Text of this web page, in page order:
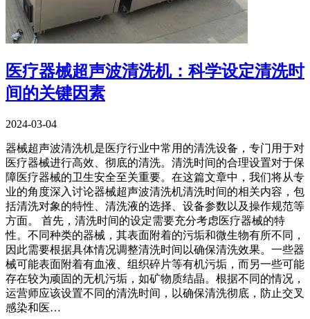
医疗器械超声波清洗机：科学设定清洗时
间的关键因素
2024-03-04
器械超声波清洗机是医疗行业中常用的清洗设备，专门用于对
医疗器械进行高效、彻底的清洗。清洗时间的合理设置对于保
障医疗器械的卫生安全至关重要。在这篇文章中，我们将从专
业的角度深入讨论器械超声波清洗机清洗时间的相关内容，包
括清洗对象的特性、清洗液的选择、设备参数以及操作规范等
方面。 首先，清洗时间的设定需要充分考虑医疗器械的特
性。不同种类的器械，其表面附着的污垢和微生物有所不同，
因此需要根据具体情况调整清洗时间以确保清洗效果。一些器
械可能表面附着有血液、组织碎片等有机污垢，而另一些可能
存在较为顽固的无机污垢，如矿物质结晶。根据不同的情况，
运营师应该设置不同的清洗时间，以确保清洗彻底，防止交叉
感染和医…